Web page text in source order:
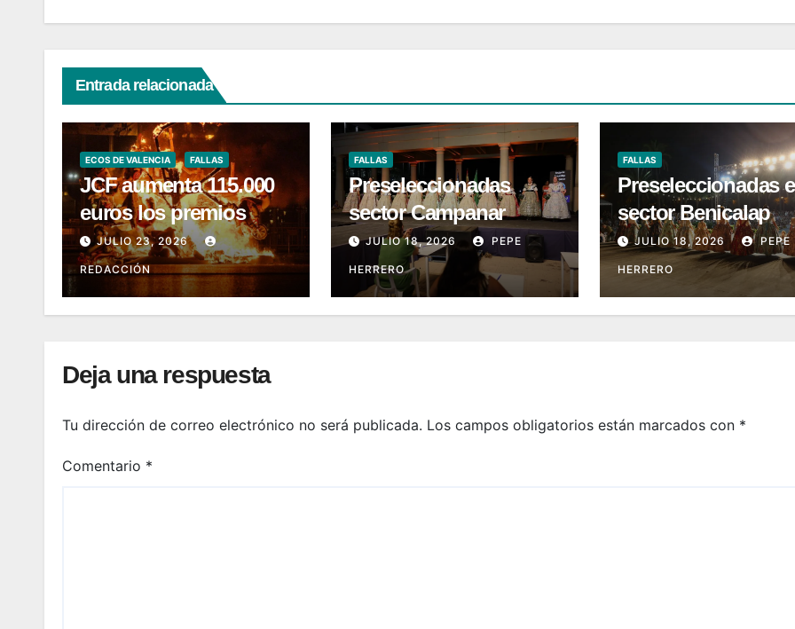
Entrada relacionada
ECOS DE VALENCIA FALLAS
JCF aumenta 115.000
euros los premios
JULIO 23, 2026
REDACCIÓN
FALLAS
Preseleccionadas
sector Campanar
JULIO 18, 2026 PEPE
HERRERO
FALLAS
Preseleccionadas
sector Benicalap
JULIO 18, 2026 PEPE
HERRERO
Deja una respuesta
Tu dirección de correo electrónico no será publicada. Los campos obligatorios están marcados con *
Comentario *